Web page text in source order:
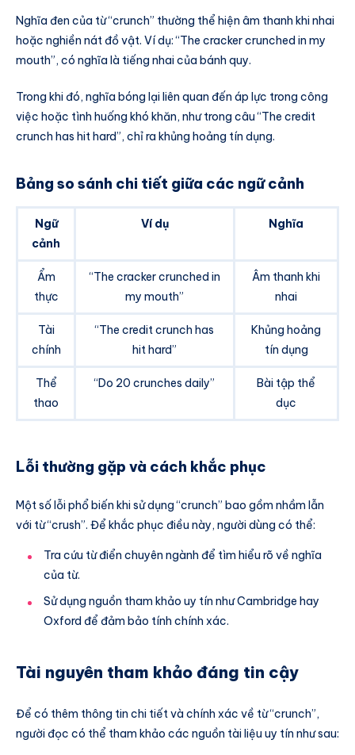
Nghĩa đen của từ “crunch” thường thể hiện âm thanh khi nhai
hoặc nghiền nát đồ vật. Ví dụ: “The cracker crunched in my
mouth”, có nghĩa là tiếng nhai của bánh quy.
Trong khi đó, nghĩa bóng lại liên quan đến áp lực trong công
việc hoặc tình huống khó khăn, như trong câu “The credit
crunch has hit hard”, chỉ ra khủng hoảng tín dụng.
Bảng so sánh chi tiết giữa các ngữ cảnh
Ngữ
cảnh
Ví dụ Nghĩa
Ẩm
thực
“The cracker crunched in
my mouth”
Âm thanh khi
nhai
Tài
chính
“The credit crunch has
hit hard”
Khủng hoảng
tín dụng
Thể
thao
“Do 20 crunches daily”
Bài tập thể
dục
Lỗi thường gặp và cách khắc phục
Một số lỗi phổ biến khi sử dụng “crunch” bao gồm nhầm lẫn
với từ “crush”. Để khắc phục điều này, người dùng có thể:
Tra cứu từ điển chuyên ngành để tìm hiểu rõ về nghĩa
của từ.
Sử dụng nguồn tham khảo uy tín như Cambridge hay
Oxford để đảm bảo tính chính xác.
Tài nguyên tham khảo đáng tin cậy
Để có thêm thông tin chi tiết và chính xác về từ “crunch”,
người đọc có thể tham khảo các nguồn tài liệu uy tín như sau: